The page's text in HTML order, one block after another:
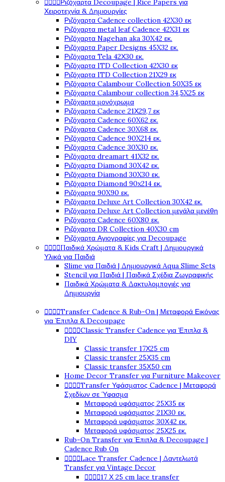
Ριζόχαρτα Decoupage | Rice Papers για
Χειροτεχνία & Δημιουργίες
Ριζόχαρτα Cadence collection 42X30 εκ
Ριζόχαρτα metal leaf Cadence 42X31 εκ
Ριζόχαρτα Nagehan aka 30X42 εκ.
Ριζόχαρτα Paper Designs 45X32 εκ.
Ριζόχαρτα Tela 42Χ30 εκ.
Ριζόχαρτα ITD Collection 42X30 εκ
Ριζόχαρτα ITD Collection 21X29 εκ
Ριζόχαρτα Calambour Collection 50X35 εκ
Ριζόχαρτα Calambour collection 34,5X25 εκ
Ριζόχαρτα μονόχρωμα
Ριζόχαρτα Cadence 21Χ29,7 εκ
Ριζόχαρτα Cadence 60X62 εκ.
Ριζόχαρτα Cadence 30X68 εκ.
Ριζόχαρτα Cadence 90X214 εκ.
Ριζόχαρτα Cadence 30X30 εκ.
Ριζόχαρτα dreamart 41X32 εκ.
Ριζόχαρτα Diamond 30X42 εκ.
Ριζόχαρτα Diamond 30X30 εκ.
Ριζόχαρτα Diamond 90x214 εκ.
Ριζόχαρτα 90X90 εκ.
Ριζόχαρτα Deluxe Art Collection 30X42 εκ.
Ριζόχαρτα Deluxe Art Collection μεγάλα μεγέθη
Ριζόχαρτα Cadence 60X80 εκ.
Ριζόχαρτα DR Collection 40X30 cm
Ριζόχαρτα Αγιογραφίες για Decoupage
Παιδικά Χρώματα & Kids Craft | Δημιουργικά
Υλικά για Παιδιά
Slime για Παιδιά | Δημιουργικά Aqua Slime Sets
Stencil για Παιδιά | Παιδικά Σχέδια Ζωγραφικής
Παιδικά Χρώματα & Δακτυλομπογιές για
Δημιουργία
Transfer Cadence & Rub-On | Μεταφορά Εικόνας
για Έπιπλα & Decoupage
Classic Transfer Cadence για Έπιπλα &
DIY
Classic transfer 17Χ25 cm
Classic transfer 25Χ35 cm
Classic transfer 35Χ50 cm
Home Decor Transfer για Furniture Makeover
Transfer Υφάσματος Cadence | Μεταφορά
Σχεδίων σε Ύφασμα
Μεταφορά υφάσματος 25Χ35 εκ
Μεταφορά υφάσματος 21Χ30 εκ.
Μεταφορά υφάσματος 30Χ42 εκ.
Μεταφορά υφάσματος 25Χ25 εκ.
Rub-On Transfer για Έπιπλα & Decoupage |
Cadence Rub On
Lace Transfer Cadence | Δαντελωτά
Transfer για Vintage Decor
17 Χ 25 cm lace transfer